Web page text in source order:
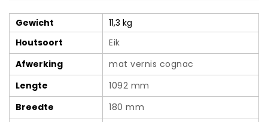
Gewicht
11,3 kg
Houtsoort
Eik
Afwerking
mat vernis cognac
Lengte
1092 mm
Breedte
180 mm